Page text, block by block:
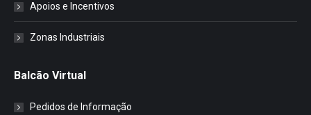
Apoios e Incentivos
Zonas Industriais
Balcão Virtual
Pedidos de Informação